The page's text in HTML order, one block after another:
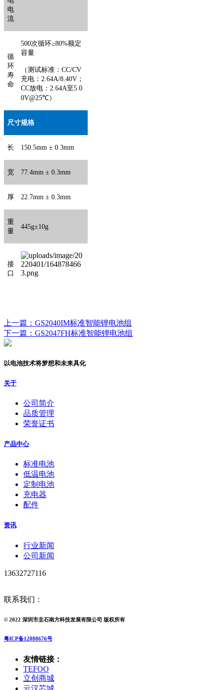
电
流
循
环
寿
命
500次循环≥80%额定
容量
（测试标准： CC/CV
充电： 2.64A/8.40V ；
CC放电： 2.64A至5.0
0V@25℃）
尺寸规格
长 150.5mm ± 0.3mm
宽 77.4mm ± 0.3mm
厚 22.7mm ± 0.3mm
重
量
445g±10g
接
口
上一篇：GS2040IM标准智能锂电池组
下一篇：GS2047FH标准智能锂电池组
以电池技术将梦想和未来具化
关于
公司简介
品质管理
荣誉证书
产品中心
标准电池
低温电池
定制电池
充电器
配件
资讯
行业新闻
公司新闻
13632727116
联系我们：
© 2022 深圳市圭石南方科技发展有限公司 版权所有
粤ICP备12088676号
友情链接：
TEFOO
立创商城